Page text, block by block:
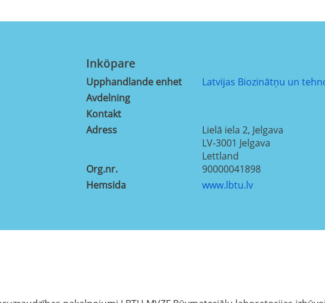
Inköpare
Upphandlande enhet
Latvijas Biozinātņu un
Avdelning
Kontakt
Adress
Lielā iela 2, Jelgava
LV-3001 Jelgava
Lettland
Org.nr.
90000041898
Hemsida
www.lbtu.lv